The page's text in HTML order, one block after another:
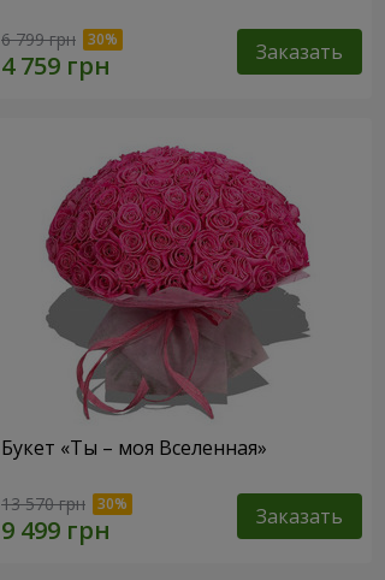
6 799 грн Заказать
Букет «Ты – моя Вселенная»
13 570 грн Заказать